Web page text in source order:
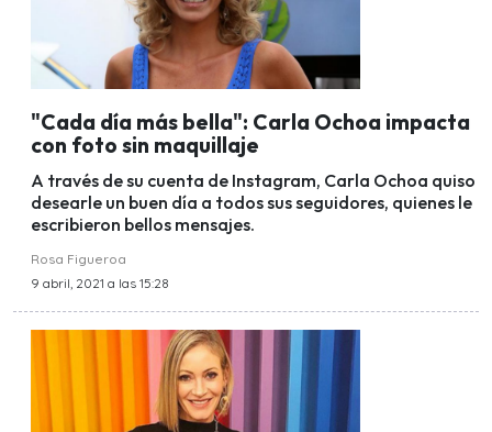
"Cada día más bella": Carla Ochoa impacta
con foto sin maquillaje
A través de su cuenta de Instagram, Carla Ochoa quiso
desearle un buen día a todos sus seguidores, quienes le
escribieron bellos mensajes.
Rosa Figueroa
9 abril, 2021 a las 15:28